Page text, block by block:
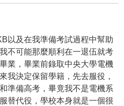
以及在我準備考試過程中幫助
不可能那麼順利在一退伍就考
業，畢業前錄取中央大學電機
我決定保留學籍，先去服役，
準備高考，畢竟我不是電機系
替代役，學校本身就是一個很